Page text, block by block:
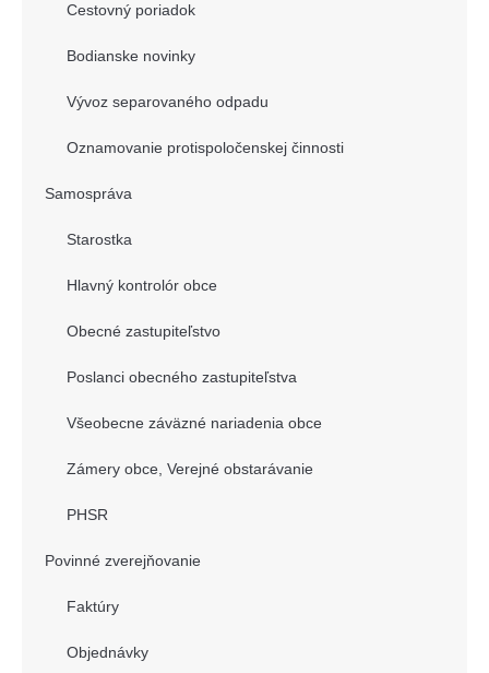
Cestovný poriadok
Bodianske novinky
Vývoz separovaného odpadu
Oznamovanie protispoločenskej činnosti
Samospráva
Starostka
Hlavný kontrolór obce
Obecné zastupiteľstvo
Poslanci obecného zastupiteľstva
Všeobecne záväzné nariadenia obce
Zámery obce, Verejné obstarávanie
PHSR
Povinné zverejňovanie
Faktúry
Objednávky